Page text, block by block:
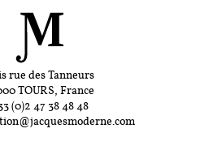
rue des Tanneurs
TOURS, France
(0)2 47 38 48 48